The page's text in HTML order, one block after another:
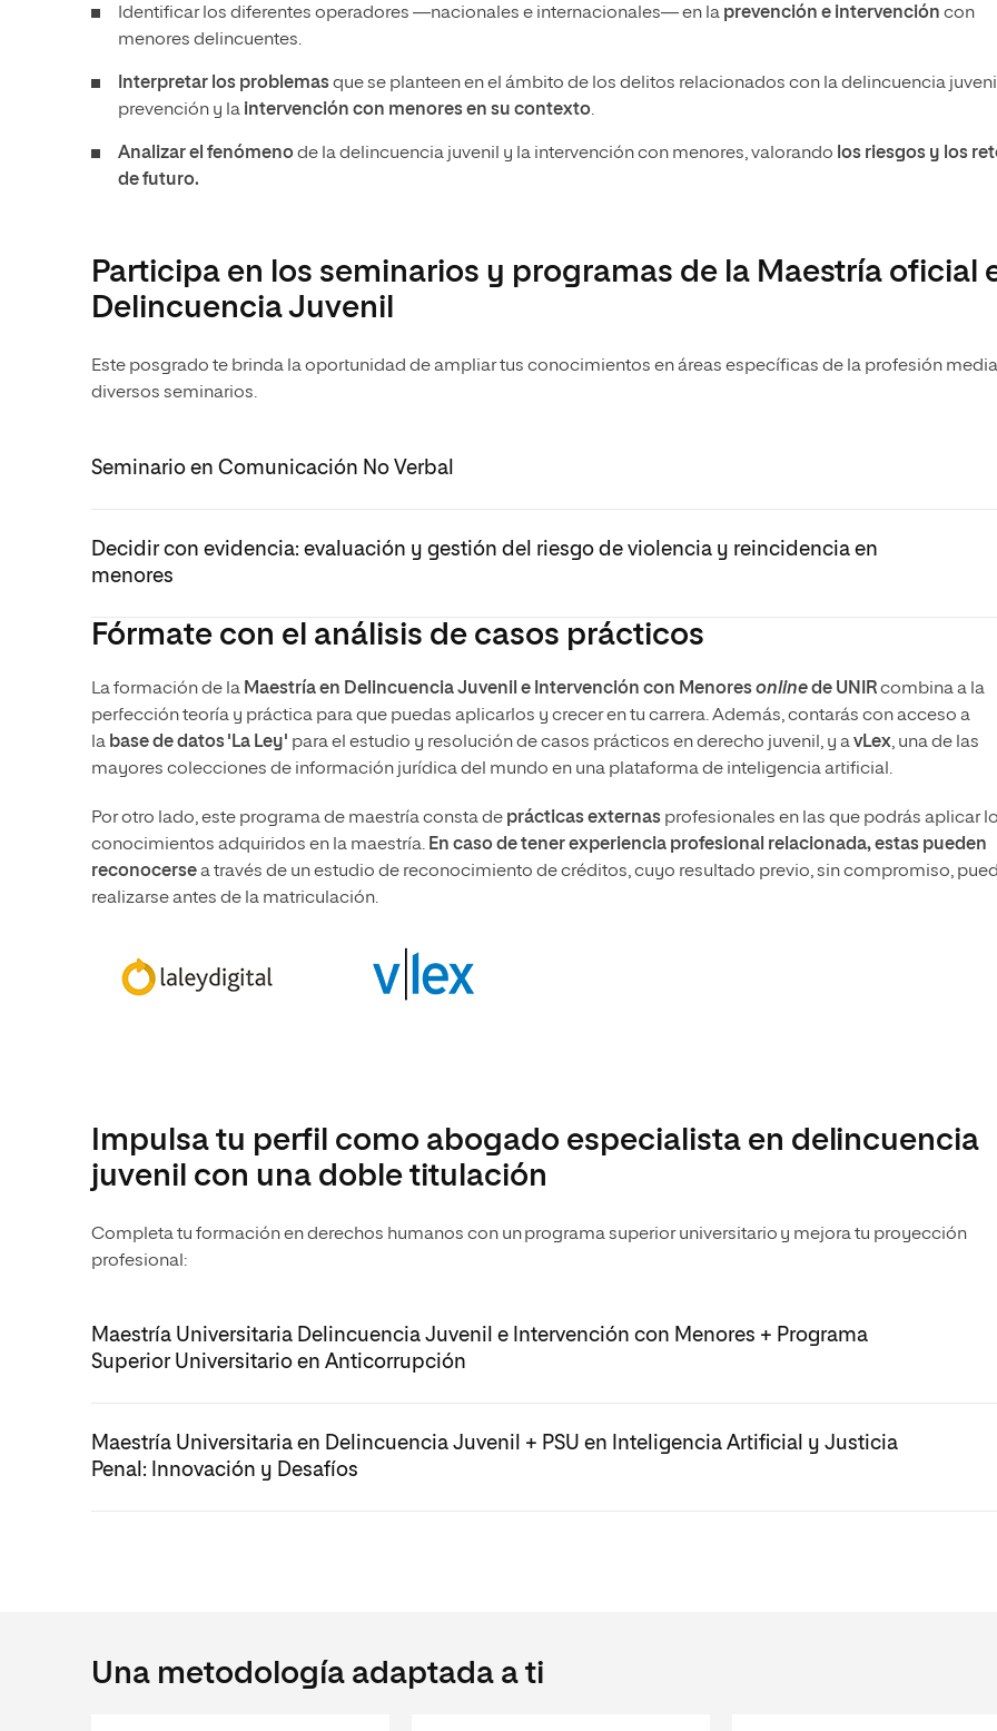
Identificar los diferentes operadores —nacionales e internacionales— en la prevención e intervención con
menores delincuentes.
Interpretar los problemasque se planteen en el ámbito de los delitos relacionados con la delincuencia
prevención y la intervención con menores en su contexto.
Analizar el fenómenode la delincuencia juvenil y la intervención con menores, valorando los riesgos y los
de futuro.
Participa en los seminarios y programas de la Maestría oficial
Delincuencia Juvenil
Este posgrado te brinda la oportunidad de ampliar tus conocimientos en áreas específicas de la profesión
diversos seminarios.
Seminario en Comunicación No Verbal
Decidir con evidencia: evaluación y gestión del riesgo de violencia y reincidencia en
menores
Fórmate con el análisis de casos prácticos
La formación de la Maestría en Delincuencia Juvenil e Intervención con Menoresonlinede UNIRcombina a la
perfección teoría y práctica para que puedas aplicarlos y crecer en tu carrera. Además, contarás con acceso a
la base de datos 'La Ley' para el estudio y resolución de casos prácticos en derecho juvenil, y avLex, una de las
mayores colecciones de información jurídica del mundo en una plataforma de inteligencia artificial.
Por otro lado, este programa de maestría consta de prácticas externas profesionales en las que podrás aplicar
conocimientos adquiridos en la maestría. En caso de tener experiencia profesional relacionada, estas pueden
reconocersea través de un estudio de reconocimiento de créditos, cuyo resultado previo, sin compromiso,
realizarse antes de la matriculación.
Impulsa tu perfil como abogado especialista en delincuencia
juvenil con una doble titulación
Completa tu formación en derechos humanos con un programa superior universitario y mejora tu proyección
profesional:
Maestría Universitaria Delincuencia Juvenil e Intervención con Menores + Programa
Superior Universitario en Anticorrupción
Maestría Universitaria en Delincuencia Juvenil + PSU en Inteligencia Artificial y Justicia
Penal: Innovación y Desafíos
Una metodología adaptada a ti